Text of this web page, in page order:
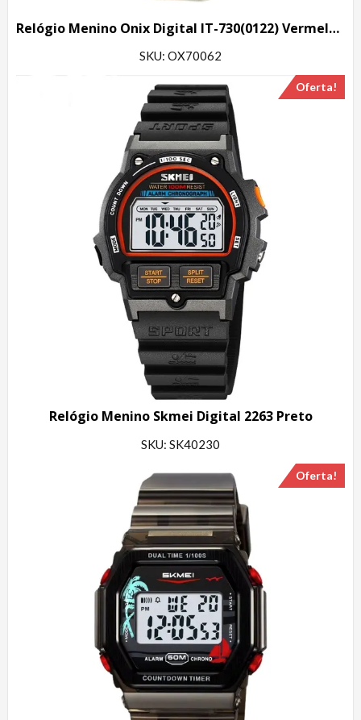
Relógio Menino Onix Digital IT-730(0122) Vermelho e Preto
SKU: OX70062
Oferta!
Relógio Menino Skmei Digital 2263 Preto
SKU: SK40230
Oferta!